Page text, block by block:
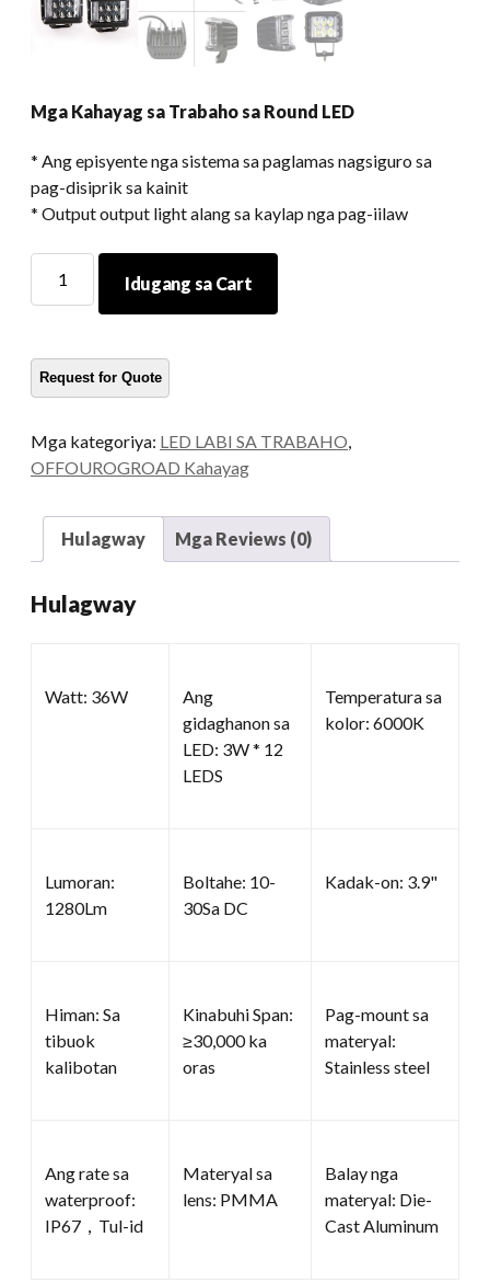
Mga Kahayag sa Trabaho sa Round LED
* Ang episyente nga sistema sa paglamas nagsiguro sa
pag-disiprik sa kainit
* Output output light alang sa kaylap nga pag-iilaw
Kahayag
sa
Round
kadaghanon
Idugang sa Cart
Mga kategoriya: LED LABI SA TRABAHO
OFFOUROGROAD Kahayag
Hulagway Mga Reviews (0)
Hulagway
Watt: 36W
Ang
gidaghanon sa
LED: 3W * 12
LEDS
Temperatura sa
kolor: 6000K
Lumoran:
1280Lm
Boltahe: 10-
30Sa DC
Kadak-on: 3.9"
Himan: Sa
tibuok
kalibotan
Kinabuhi Span:
≥30,000 ka
oras
Pag-mount sa
materyal:
Stainless steel
Ang rate sa
waterproof:
IP67，Tul-id
Materyal sa
lens: PMMA
Balay nga
materyal: Die-
Cast Aluminum